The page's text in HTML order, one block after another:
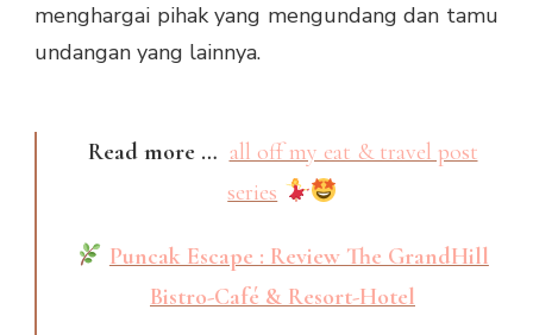
menghargai pihak yang mengundang dan tamu
undangan yang lainnya.
Read more … all off my eat & travel post
series
Puncak Escape : Review The GrandHill
Bistro-Café & Resort-Hotel